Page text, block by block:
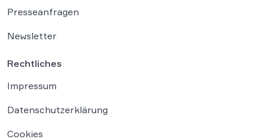
Presseanfragen
Newsletter
Rechtliches
Impressum
Datenschutzerklärung
Cookies